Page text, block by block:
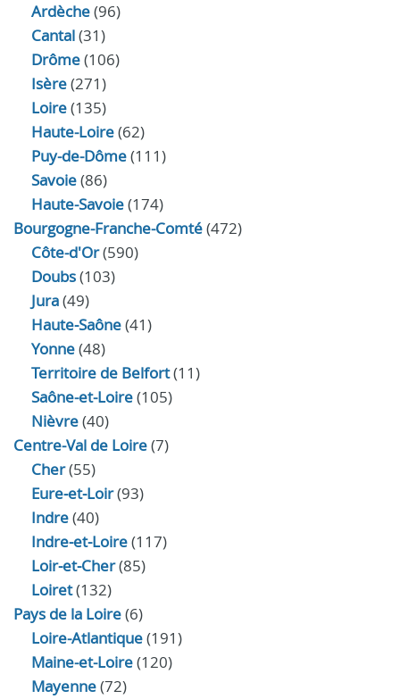
Ardèche(96)
Cantal(31)
Drôme(106)
Isère(271)
Loire(135)
Haute-Loire(62)
Puy-de-Dôme(111)
Savoie(86)
Haute-Savoie(174)
Bourgogne-Franche-Comté(472)
Côte-d'Or(590)
Doubs(103)
Jura(49)
Haute‑Saône(41)
Yonne(48)
Territoire de Belfort(11)
Saône-et-Loire(105)
Nièvre(40)
Centre-Val de Loire(7)
Cher(55)
Eure‑et‑Loir(93)
Indre(40)
Indre‑et‑Loire(117)
Loir‑et‑Cher(85)
Loiret(132)
Pays de la Loire(6)
Loire-Atlantique(191)
Maine-et-Loire(120)
Mayenne(72)